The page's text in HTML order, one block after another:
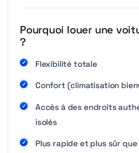
Pourquoi louer une
?
Flexibilité totale
Confort (climatisation
Accès à des endroits
isolés
Plus rapide et plus sûr